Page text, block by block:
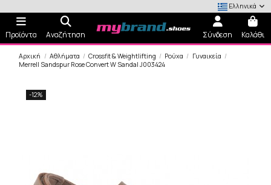
Ελληνικά
Προϊόντα Αναζήτηση Σύνδεση Καλάθι
Αρχική Αθλήματα Crossfit & Weightlifting Ρούχα
Γυναικεία
Merrell Sandspur Rose Convert W Sandal J003424
-12%